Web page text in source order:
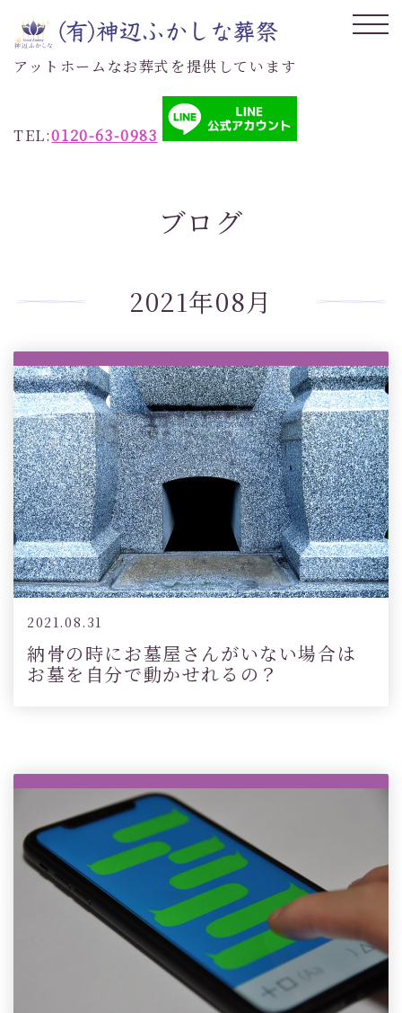
アットホームなお葬式を提供しています
TEL:0120-63-0983
ブログ
2021年08月
納骨の時にお墓屋さんがいない場合は
お墓を自分で動かせれるの？
2021.08.31